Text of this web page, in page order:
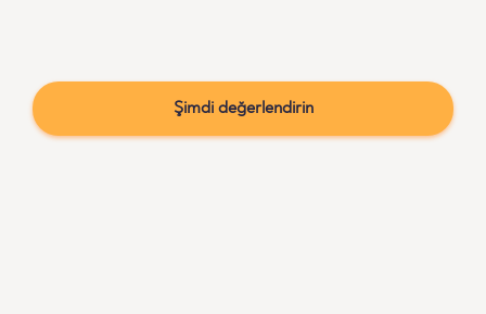
Şimdi değerlendirin